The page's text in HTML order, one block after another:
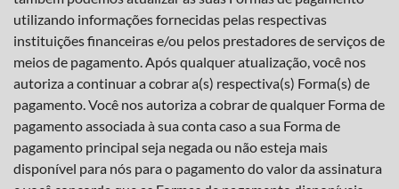
utilizando informações fornecidas pelas respectivas
instituições financeiras e/ou pelos prestadores de serviços de
meios de pagamento. Após qualquer atualização, você nos
autoriza a continuar a cobrar a(s) respectiva(s) Forma(s) de
pagamento. Você nos autoriza a cobrar de qualquer Forma de
pagamento associada à sua conta caso a sua Forma de
pagamento principal seja negada ou não esteja mais
disponível para nós para o pagamento do valor da assinatura